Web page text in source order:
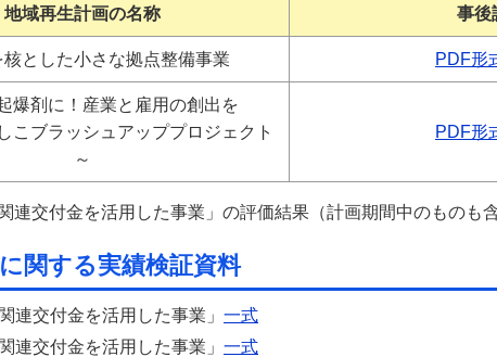
地域再生計画の名称 事後
とした小さな拠点整備事業 PDF形
爆剤に！産業と雇用の創出を
こブラッシュアッププロジェクト
～
PDF形
交付金を活用した事業」の評価結果（計画期間中のものも
関する実績検証資料
連交付金を活用した事業」 一式
連交付金を活用した事業」 一式